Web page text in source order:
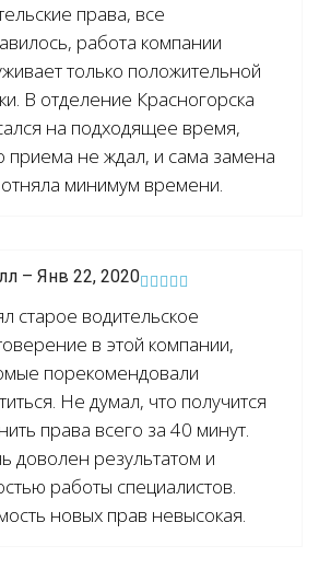
права, все
работа компании
только положительной
В отделение Красногорска
на подходящее время,
приема не ждал, и сама замена
минимум времени.
– Янв 22, 2020
старое водительское
в этой компании,
порекомендовали
Не думал, что получится
права всего за 40 минут.
доволен результатом и
работы специалистов.
новых прав невысокая.